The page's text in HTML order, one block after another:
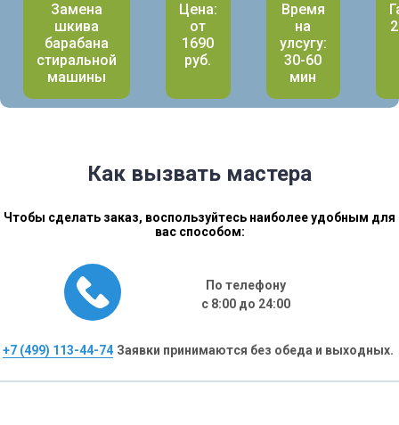
Замена
шкива
барабана
стиральной
машины
Цена:
от
1690
руб.
Время
на
улсугу:
30-60
мин
Как вызвать мастера
Чтобы сделать заказ, воспользуйтесь наиболее удобным для
вас способом:
По телефону
с 8:00 до 24:00
+7 (499) 113-44-74 Заявки принимаются без обеда и выходных.